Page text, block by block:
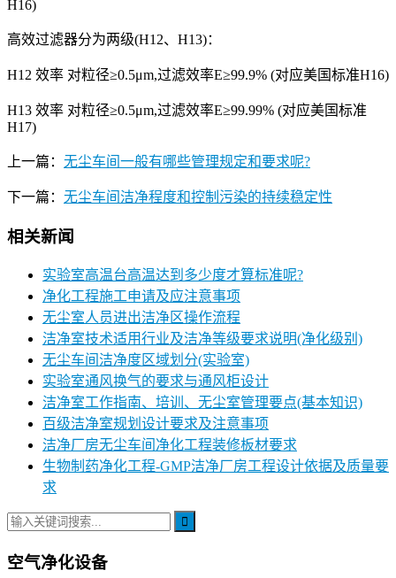
H16)
高效过滤器分为两级(H12、H13)：
H12 效率 对粒径≥0.5μm,过滤效率E≥99.9% (对应美国标准H16)
H13 效率 对粒径≥0.5μm,过滤效率E≥99.99% (对应美国标准
H17)
上一篇： 无尘车间一般有哪些管理规定和要求呢?
下一篇： 无尘车间洁净程度和控制污染的持续稳定性
相关新闻
实验室高温台高温达到多少度才算标准呢?
净化工程施工申请及应注意事项
无尘室人员进出洁净区操作流程
洁净室技术适用行业及洁净等级要求说明(净化级别)
无尘车间洁净度区域划分(实验室)
实验室通风换气的要求与通风柜设计
洁净室工作指南、培训、无尘室管理要点(基本知识)
百级洁净室规划设计要求及注意事项
洁净厂房无尘车间净化工程装修板材要求
生物制药净化工程-GMP洁净厂房工程设计依据及质量要
求
空气净化设备